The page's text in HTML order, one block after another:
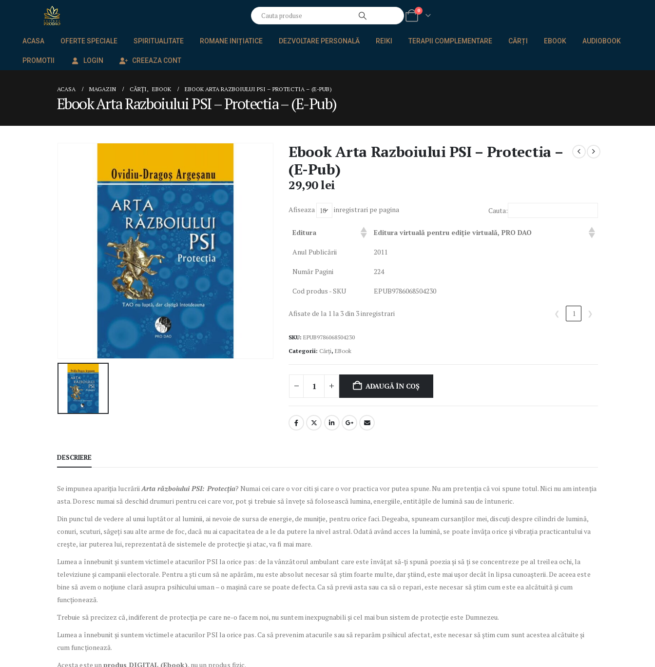
0
ACASA OFERTE SPECIALE SPIRITUALITATE ROMANE INIȚIATICE DEZVOLTARE PERSONALĂ REIKI TERAPII COMPLEMENTARE CĂRȚI EBOOK AUDIOBOOK
PROMOTII LOGIN CREEAZA CONT
ACASA MAGAZIN CĂRȚI, EBOOK EBOOK ARTA RAZBOIULUI PSI – PROTECTIA – (E-PUB)
Ebook Arta Razboiului PSI – Protectia – (E-Pub)
Ebook Arta Razboiului PSI – Protectia –
(E-Pub)
29,90lei
Afiseaza inregistrari pe pagina Cauta:
Editura Editura virtuală pentru ediție virtuală, PRO DAO
Anul Publicării 2011
Număr Pagini 224
Cod produs - SKU EPUB9786068504230
Afisate de la 1 la 3 din 3 inregistrari ❮ 1 ❯
SKU: EPUB9786068504230
Categorii: Cărți, EBook
ADAUGĂ ÎN COȘ
DESCRIERE
Se impunea apariția lucrăriiArta războiului PSI: Protecția? Numai cei care o vor citi și care o vor practica vor putea spune. Nu am pretenția că voi spune totul. Nici nu am intenția
asta. Doresc numai să deschid drumuri pentru cei care vor, pot și trebuie să învețe să folosească lumina, energiile, entitățile de lumină sau de întuneric.
Din punctul de vedere al unui luptător al luminii, ai nevoie de sursa de energie, de muniție, pentru orice faci. Degeaba, spuneam cursanților mei, discuți despre cilindri de lumină,
conuri, scuturi, săgeți sau alte arme de foc, dacă nu ai capacitatea de a le da putere la nivel astral. Odată având acces la lumină, se poate învăța orice și vibrația practicantului va
crește, iar puterea lui, reprezentată de sistemele de protecție și atac, va fi mai mare.
Lumea a înnebunit și suntem victimele atacurilor PSI la orice pas: de la vânzătorul ambulant care este învățat să-ți spună poezia și să ți se concentreze pe al treilea ochi, la
televiziune și campanii electorale. Pentru a ști cum să ne apărăm, nu este absolut necesar să știm foarte multe, dar știind, este mai ușor decât în lipsa cunoașterii. De aceea este
bine să avem o noțiune clară asupra psihicului uman – o mașină care se poate defecta. Ca să previi asta sau ca să o repari, este necesar să știm cum este ea alcătuită și cum
funcționează.
Trebuie să precizez că, indiferent de protecția pe care ne-o facem noi, nu suntem inexpugnabili și cel mai bun sistem de protecție este Dumnezeu.
Lumea a înnebunit și suntem victimele atacurilor PSI la orice pas. Ca să prevenim atacurile sau să reparăm psihicul afectat, este necesar să știm cum sunt acestea alcătuite și
cum funcționează.
Acesta este unprodus DIGITAL (Ebook), nu un produs fizic.